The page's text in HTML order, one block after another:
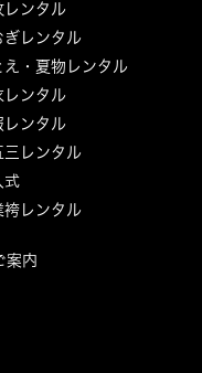
レンタル
ぎレンタル
え・夏物レンタル
レンタル
レンタル
三レンタル
式
袴レンタル
案内